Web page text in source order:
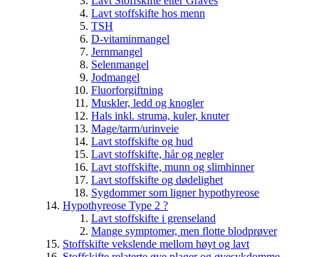
Lavt stoffskifte hos menn
TSH
D-vitaminmangel
Jernmangel
Selenmangel
Jodmangel
Fluorforgiftning
Muskler, ledd og knogler
Hals inkl. struma, kuler, knuter
Mage/tarm/urinveie
Lavt stoffskifte og hud
Lavt stoffskifte, hår og negler
Lavt stoffskifte, munn og slimhinner
Lavt stoffskifte og dødelighet
Sygdommer som ligner hypothyreose
Hypothyreose Type 2 ?
Lavt stoffskifte i grenseland
Mange symptomer, men flotte blodprøver
Stoffskifte vekslende mellom høyt og lavt